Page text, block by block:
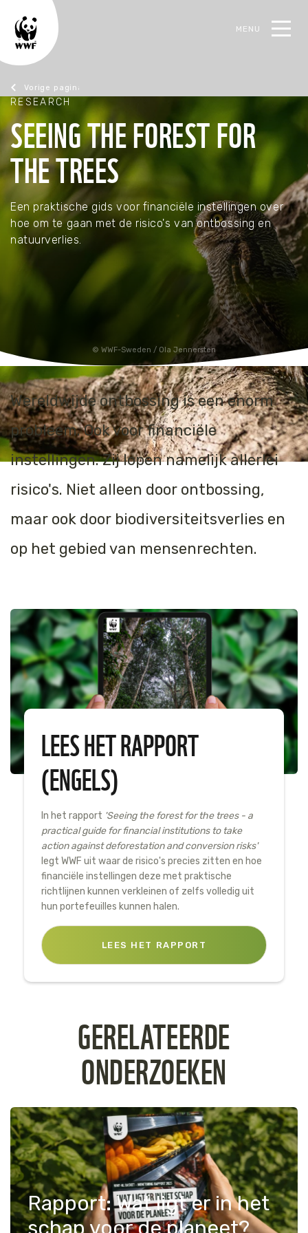
MENU
Research
WWF-Sweden / Ola Jennersten
RESEARCH
SEEING THE FOREST FOR
THE TREES
Een praktische gids voor financiële instellingen over
hoe om te gaan met de risico's van ontbossing en
natuurverlies.
Wereldwijde ontbossing is een enorm
probleem. Ook voor financiële
instellingen. Zij lopen namelijk allerlei
risico's. Niet alleen door ontbossing,
maar ook door biodiversiteitsverlies en
op het gebied van mensenrechten.
LEES HET RAPPORT
(ENGELS)
In het rapport 'Seeing the forest for the trees - a
practical guide for financial institutions to take
action against deforestation and conversion risks'
legt WWF uit waar de risico's precies zitten en hoe
financiële instellingen deze met praktische
richtlijnen kunnen verkleinen of zelfs volledig uit
hun portefeuilles kunnen halen.
LEES HET RAPPORT
GERELATEERDE
ONDERZOEKEN
Rapport: Wat ligt er in het
Steun de natuur
Alles over steunen
Actueel
Alle actualiteiten
Ons werk
Alles over het werk van WWF Business
Contact
Neem contact op